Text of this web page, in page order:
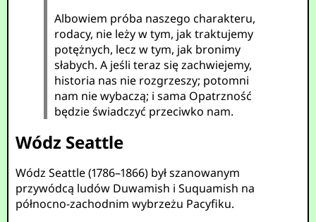
Albowiem próba naszego charakteru,
rodacy, nie leży w tym, jak traktujemy
potężnych, lecz w tym, jak bronimy
słabych. A jeśli teraz się zachwiejemy,
historia nas nie rozgrzeszy; potomni
nam nie wybaczą; i sama Opatrzność
będzie świadczyć przeciwko nam.
Wódz Seattle
Wódz Seattle (1786–1866) był szanowanym
przywódcą ludów Duwamish i Suquamish na
północno-zachodnim wybrzeżu Pacyfiku.